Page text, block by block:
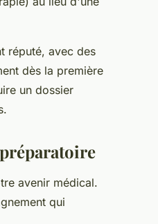
réputé, avec des
dès la première
un dossier
avenir médical.
qui